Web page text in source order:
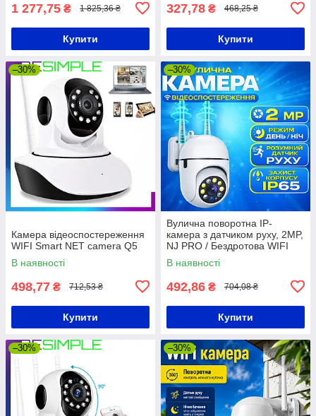
1 277,75 ₴ 1 825,36 ₴
Купити
327,78 ₴ 468,25 ₴
Купити
–30%
Камера відеоспостереження
WIFI Smart NET camera Q5
В наявності
498,77 ₴ 712,53 ₴
Купити
–30%
Вулична поворотна IP-
камера з датчиком руху, 2MP,
NJ PRO / Бездротова WIFI
камера / Камера
відеоспостереження / IP
В наявності
492,86 ₴ 704,08 ₴
Купити
–30% –30%